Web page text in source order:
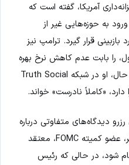
آمریکا، گفته است که
به حوزه‌هایی غیر از
قرار گیرد. ترامپ نیز
را بابت عدم کاهش نرخ بهره
مورد انتقاد قرار داده است. با این حال، او در شبکه Truth Social
«کاملاً نادرست» خواند.
دیدگاه‌های متفاوتی درباره
کاهش نرخ بهره ارائه کرده‌اند. کوگلر، عضو کمیته FOMC، معتقد
شود، در حالی که رئیس